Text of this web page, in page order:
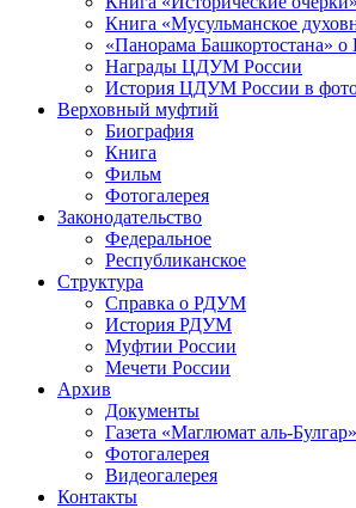
Книга «Мусульманское
«Панорама Башкортостана»
Награды ЦДУМ России
История ЦДУМ России в
Верховный муфтий
Биография
Книга
Фильм
Фотогалерея
Законодательство
Федеральное
Республиканское
Структура
Справка о РДУМ
История РДУМ
Муфтии России
Мечети России
Архив
Документы
Газета «Маглюмат аль-Булгар»
Фотогалерея
Видеогалерея
Контакты